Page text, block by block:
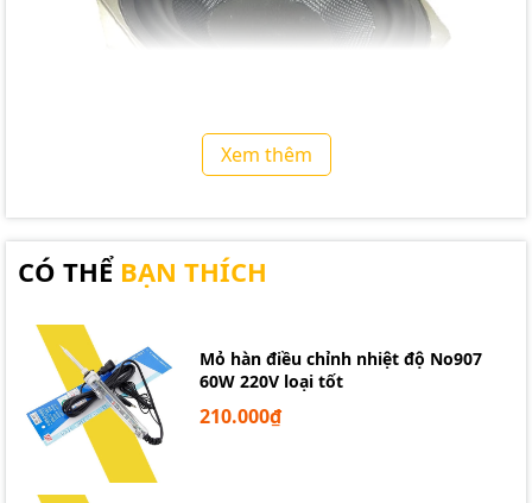
Loa Mid Bass Klipsch 30W 4R 4inch Bass cực sâu
Xem thêm
CÓ THỂ BẠN THÍCH
Mỏ hàn điều chỉnh nhiệt độ No907
60W 220V loại tốt
210.000₫